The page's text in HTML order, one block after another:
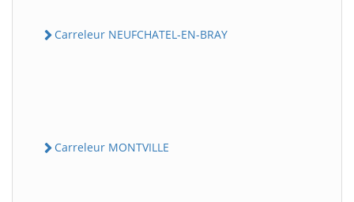
Carreleur NEUFCHATEL-EN-BRAY
Carreleur MONTVILLE